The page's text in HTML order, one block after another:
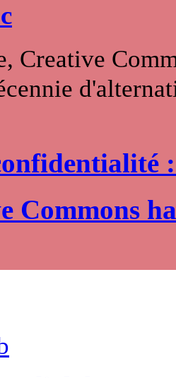
Creative
Commons